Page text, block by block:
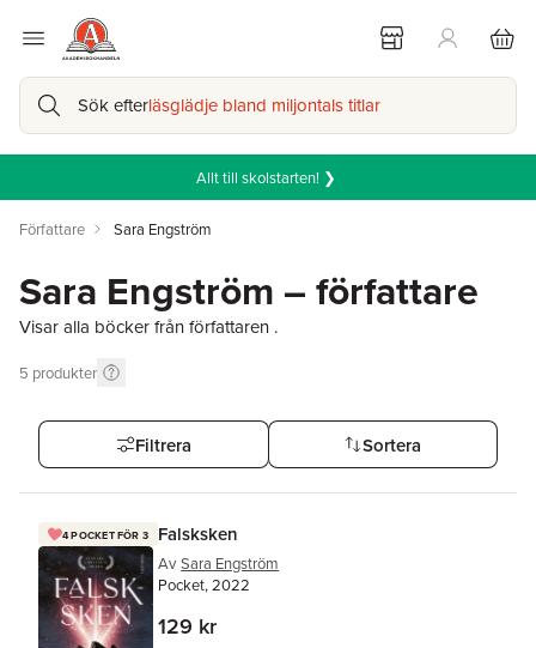
Sök efterläsglädje bland miljontals titlar
Allt till skolstarten! ❯
Författare Sara Engström
Sara Engström – författare
Visar alla böcker från författaren .
5 produkter
Filtrera Sortera
4 POCKET FÖR 3 Falsksken
Av Sara Engström
Pocket, 2022
129 kr